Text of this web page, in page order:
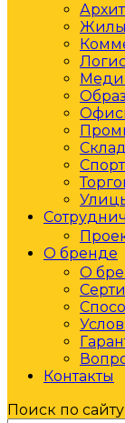
О бренде
О
Контакты
Поиск по сайту